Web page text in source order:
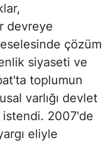
devreye
çözüm
siyaseti ve
toplumun
varlığı devlet
istendi. 2007'de
eliyle